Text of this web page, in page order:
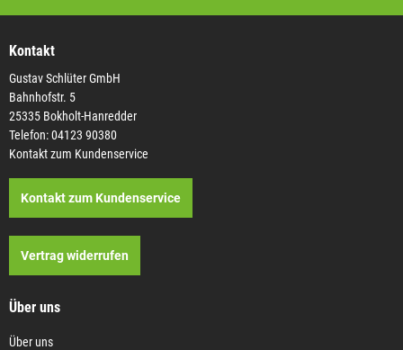
Kontakt
Gustav Schlüter GmbH
Bahnhofstr. 5
25335 Bokholt-Hanredder
Telefon: 04123 90380
Kontakt zum Kundenservice
Kontakt zum Kundenservice
Vertrag widerrufen
Über uns
Über uns